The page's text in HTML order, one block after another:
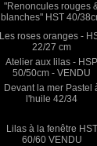
"Renoncules rouges
blanches" HST 40/
Les roses oranges -
22/27 cm
Atelier aux lilas - HSP
50/50cm - VENDU
Devant la mer Pastel
l'huile 42/34
Lilas à la fenêtre HST
60/60 VENDU